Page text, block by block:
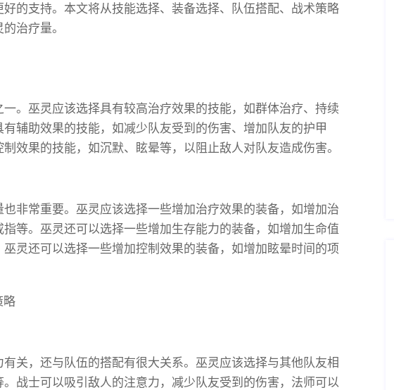
的支持。本文将从技能选择、装备选择、队伍搭配、战术策略
治疗量。
。巫灵应该选择具有较高治疗效果的技能，如群体治疗、持续
辅助效果的技能，如减少队友受到的伤害、增加队友的护甲
效果的技能，如沉默、眩晕等，以阻止敌人对队友造成伤害。
非常重要。巫灵应该选择一些增加治疗效果的装备，如增加治
等。巫灵还可以选择一些增加生存能力的装备，如增加生命值
灵还可以选择一些增加控制效果的装备，如增加眩晕时间的项
关，还与队伍的搭配有很大关系。巫灵应该选择与其他队友相
战士可以吸引敌人的注意力，减少队友受到的伤害，法师可以